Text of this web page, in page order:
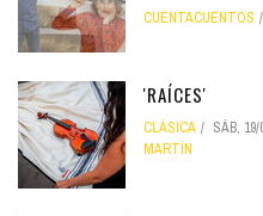
CUENTACUENTOS
'RAÍCES'
CLÁSICA SÁB, 19/
MARTÍN